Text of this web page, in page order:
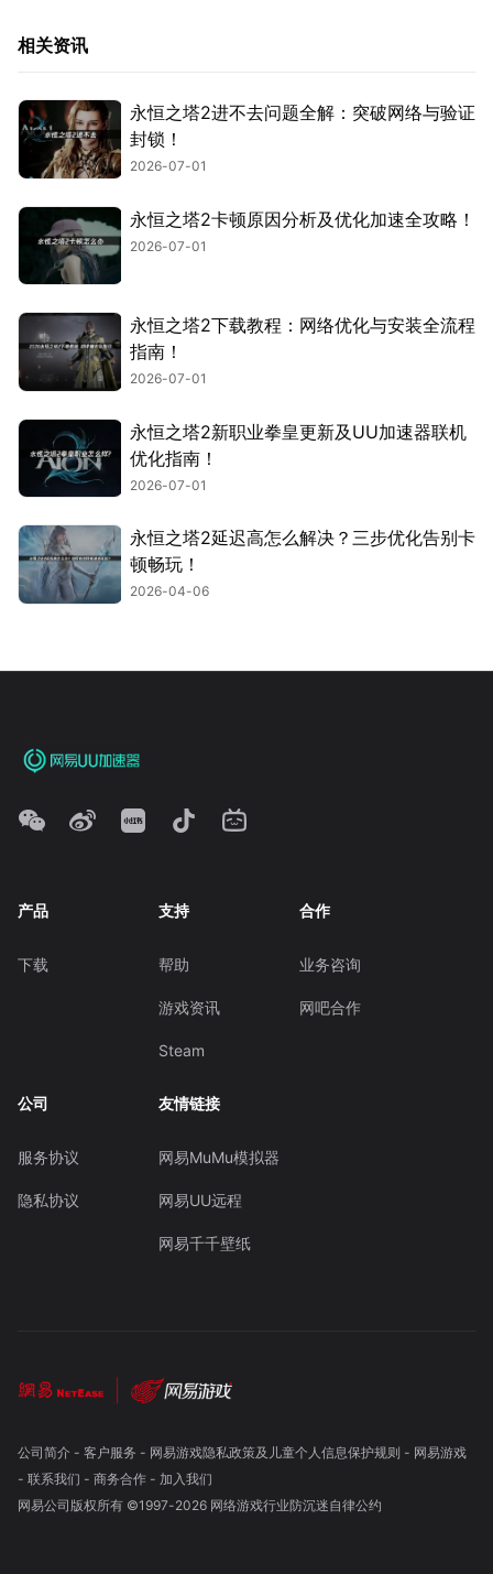
相关资讯
永恒之塔2进不去问题全解：突破网络与验证
封锁！
2026-07-01
永恒之塔2卡顿原因分析及优化加速全攻略！
2026-07-01
永恒之塔2下载教程：网络优化与安装全流程
指南！
2026-07-01
永恒之塔2新职业拳皇更新及UU加速器联机
优化指南！
2026-07-01
永恒之塔2延迟高怎么解决？三步优化告别卡
顿畅玩！
2026-04-06
产品
下载
支持
帮助
游戏资讯
Steam
合作
业务咨询
网吧合作
公司
服务协议
隐私协议
友情链接
网易MuMu模拟器
网易UU远程
网易千千壁纸
公司简介- 客户服务 - 网易游戏隐私政策及儿童个人信息保护规则 - 网易游戏
- 联系我们 - 商务合作- 加入我们
网易公司版权所有 ©1997-2026 网络游戏行业防沉迷自律公约